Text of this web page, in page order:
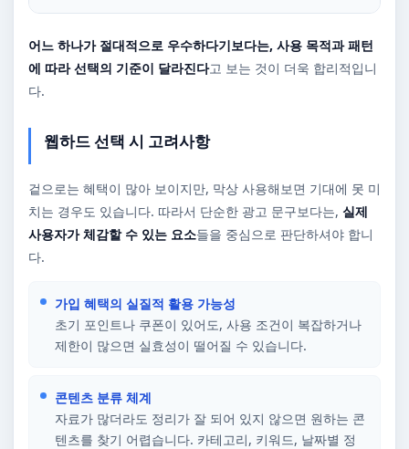
어느 하나가 절대적으로 우수하다기보다는, 사용 목적과 패턴
에 따라 선택의 기준이 달라진다고 보는 것이 더욱 합리적입니
다.
웹하드 선택 시 고려사항
겉으로는 혜택이 많아 보이지만, 막상 사용해보면 기대에 못 미
치는 경우도 있습니다. 따라서 단순한 광고 문구보다는, 실제
사용자가 체감할 수 있는 요소들을 중심으로 판단하셔야 합니
다.
가입 혜택의 실질적 활용 가능성
초기 포인트나 쿠폰이 있어도, 사용 조건이 복잡하거나
제한이 많으면 실효성이 떨어질 수 있습니다.
콘텐츠 분류 체계
자료가 많더라도 정리가 잘 되어 있지 않으면 원하는 콘
텐츠를 찾기 어렵습니다. 카테고리, 키워드, 날짜별 정